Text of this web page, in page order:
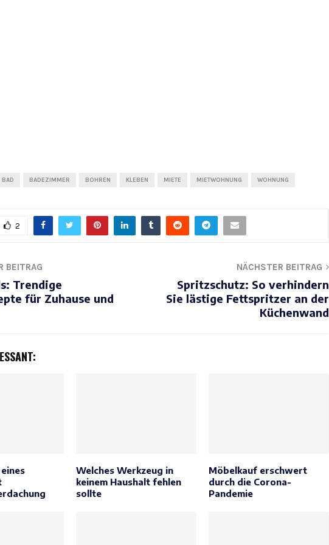
BAD BADEZIMMER BOHREN KLEBEN MIETE MIETWOHNUNG WOHNUNG
2
BEITRAG
Trendige
für Zuhause und
NÄCHSTER BEITRAG
Spritzschutz: So verhindern
Sie lästige Fettspritzer an der
Küchenwand
Welches Werkzeug in
keinem Haushalt fehlen
sollte
Möbelkauf erschwert
durch die Corona-
Pandemie